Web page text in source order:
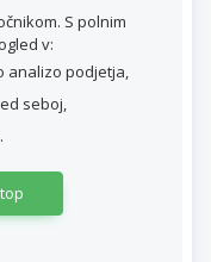
S polnim
v:
analizo podjetja,
seboj,